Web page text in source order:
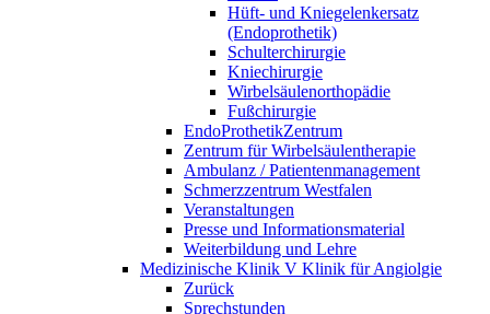
Hüft- und Kniegelenkersatz
(Endoprothetik)
Schulterchirurgie
Kniechirurgie
Wirbelsäulenorthopädie
Fußchirurgie
EndoProthetikZentrum
Zentrum für Wirbelsäulentherapie
Ambulanz / Patientenmanagement
Schmerzzentrum Westfalen
Veranstaltungen
Presse und Informationsmaterial
Weiterbildung und Lehre
Medizinische Klinik V Klinik für Angiolgie
Zurück
Sprechstunden